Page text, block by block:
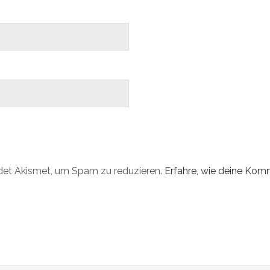
Akismet, um Spam zu reduzieren. Erfahre, wie deine